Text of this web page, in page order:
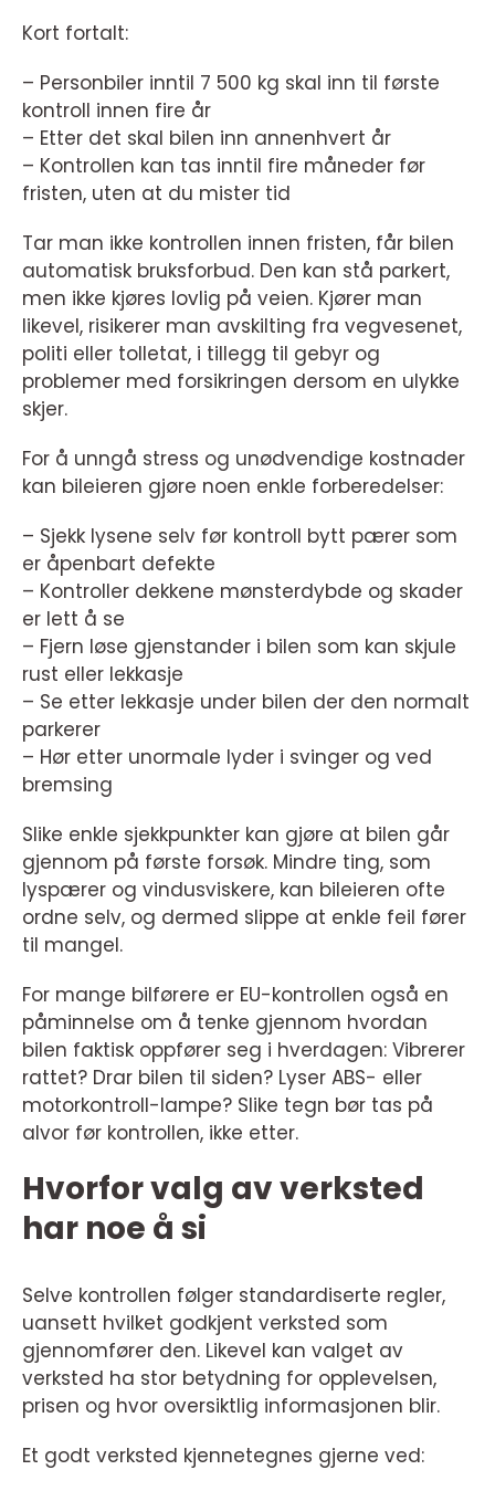
Kort fortalt:
– Personbiler inntil 7 500 kg skal inn til første
kontroll innen fire år
– Etter det skal bilen inn annenhvert år
– Kontrollen kan tas inntil fire måneder før
fristen, uten at du mister tid
Tar man ikke kontrollen innen fristen, får bilen
automatisk bruksforbud. Den kan stå parkert,
men ikke kjøres lovlig på veien. Kjører man
likevel, risikerer man avskilting fra vegvesenet,
politi eller tolletat, i tillegg til gebyr og
problemer med forsikringen dersom en ulykke
skjer.
For å unngå stress og unødvendige kostnader
kan bileieren gjøre noen enkle forberedelser:
– Sjekk lysene selv før kontroll bytt pærer som
er åpenbart defekte
– Kontroller dekkene mønsterdybde og skader
er lett å se
– Fjern løse gjenstander i bilen som kan skjule
rust eller lekkasje
– Se etter lekkasje under bilen der den normalt
parkerer
– Hør etter unormale lyder i svinger og ved
bremsing
Slike enkle sjekkpunkter kan gjøre at bilen går
gjennom på første forsøk. Mindre ting, som
lyspærer og vindusviskere, kan bileieren ofte
ordne selv, og dermed slippe at enkle feil fører
til mangel.
For mange bilførere er EU-kontrollen også en
påminnelse om å tenke gjennom hvordan
bilen faktisk oppfører seg i hverdagen: Vibrerer
rattet? Drar bilen til siden? Lyser ABS- eller
motorkontroll-lampe? Slike tegn bør tas på
alvor før kontrollen, ikke etter.
Hvorfor valg av verksted
har noe å si
Selve kontrollen følger standardiserte regler,
uansett hvilket godkjent verksted som
gjennomfører den. Likevel kan valget av
verksted ha stor betydning for opplevelsen,
prisen og hvor oversiktlig informasjonen blir.
Et godt verksted kjennetegnes gjerne ved: